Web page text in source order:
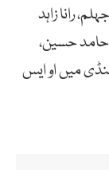
رانا زاہد
حسین،
میں او ایس